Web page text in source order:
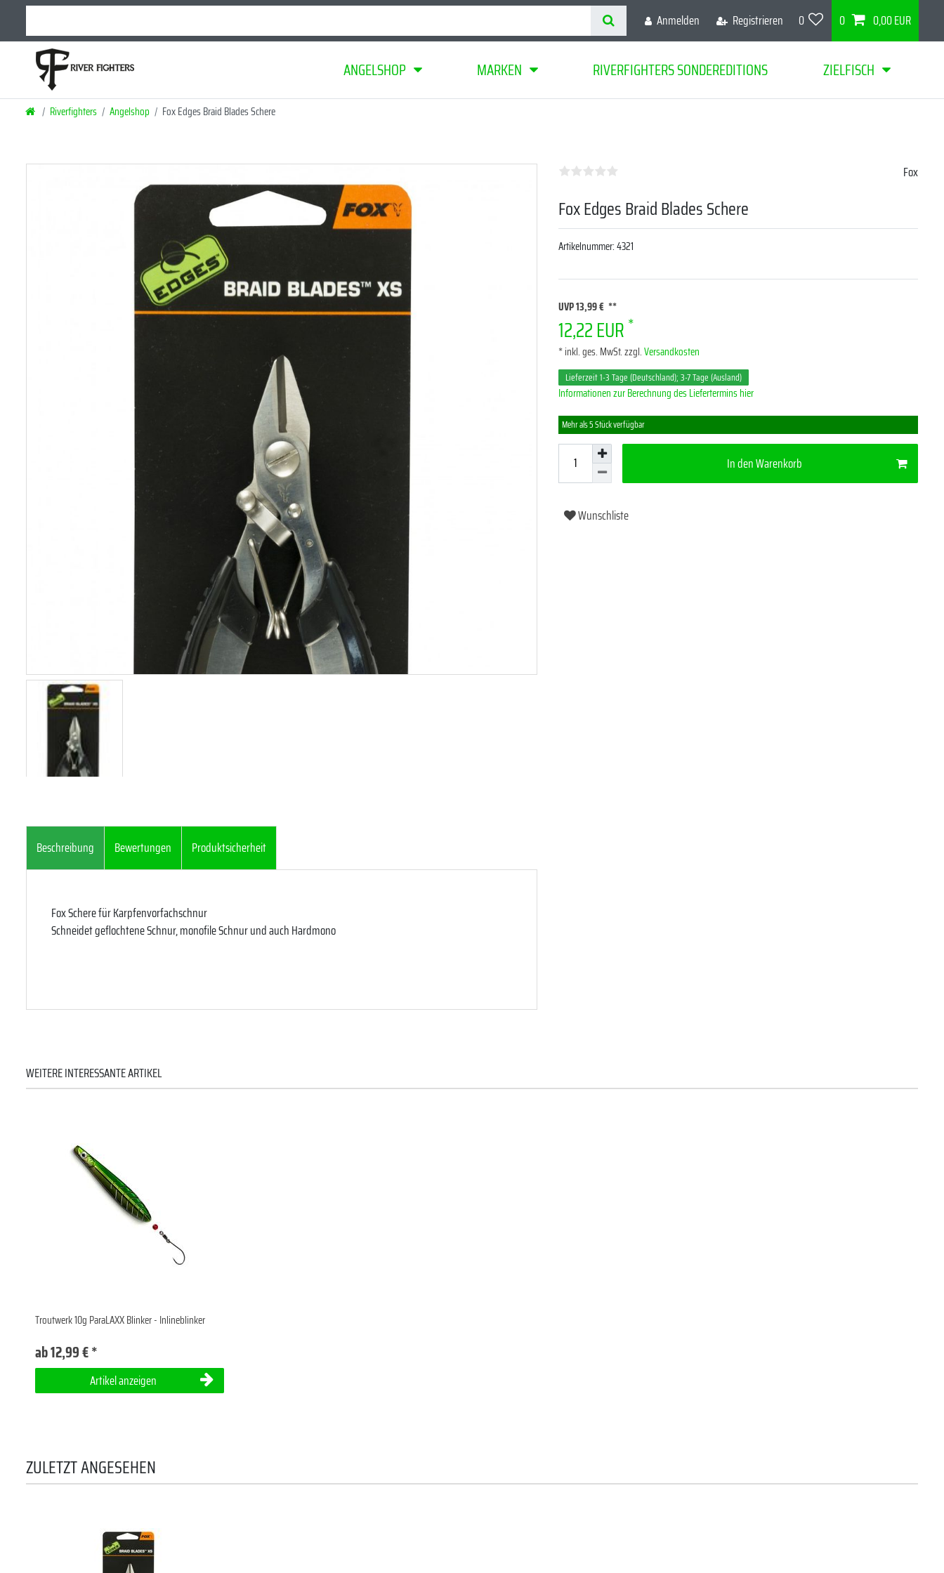
Anmelden Registrieren 0 0 0,00 EUR
ANGELSHOP MARKEN RIVERFIGHTERS SONDEREDITIONS ZIELFISCH
Riverfighters Angelshop Fox Edges Braid Blades Schere
Fox
Fox Edges Braid Blades Schere
Artikelnummer:4321
UVP 13,99 €
12,22 EUR *
* inkl. ges. MwSt. zzgl.Versandkosten
Lieferzeit 1-3 Tage (Deutschland); 3-7 Tage (Ausland)
Informationen zur Berechnung des Liefertermins hier
Mehr als 5 Stück verfügbar
In den Warenkorb
Wunschliste
Beschreibung Bewertungen Produktsicherheit
Fox Schere für Karpfenvorfachschnur
Schneidet geflochtene Schnur, monofile Schnur und auch Hardmono
WEITERE INTERESSANTE ARTIKEL
Troutwerk 10g ParaLAXX Blinker - Inlineblinker
ab 12,99 € *
Artikel anzeigen
ZULETZT ANGESEHEN